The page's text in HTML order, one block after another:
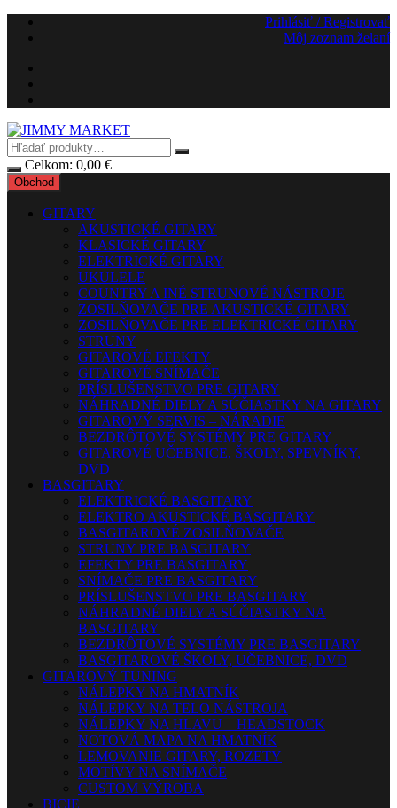
Preskočiť
Prihlásiť / Registrovať
Môj zoznam želaní
Celkom: 0,00 €
Obchod
GITARY
AKUSTICKÉ GITARY
KLASICKÉ GITARY
ELEKTRICKÉ GITARY
UKULELE
COUNTRY A INÉ STRUNOVÉ NÁSTROJE
ZOSILŇOVAČE PRE AKUSTICKÉ GITARY
ZOSILŇOVAČE PRE ELEKTRICKÉ GITARY
STRUNY
GITAROVÉ EFEKTY
GITAROVÉ SNÍMAČE
PRÍSLUŠENSTVO PRE GITARY
NÁHRADNÉ DIELY A SÚČIASTKY NA GITARY
GITAROVÝ SERVIS – NÁRADIE
BEZDRÔTOVÉ SYSTÉMY PRE GITARY
GITAROVÉ UČEBNICE, ŠKOLY, SPEVNÍKY,
DVD
BASGITARY
ELEKTRICKÉ BASGITARY
ELEKTRO AKUSTICKÉ BASGITARY
BASGITAROVÉ ZOSILŇOVAČE
STRUNY PRE BASGITARY
EFEKTY PRE BASGITARY
SNÍMAČE PRE BASGITARY
PRÍSLUŠENSTVO PRE BASGITARY
NÁHRADNÉ DIELY A SÚČIASTKY NA
BASGITARY
BEZDRÔTOVÉ SYSTÉMY PRE BASGITARY
BASGITAROVÉ ŠKOLY, UČEBNICE, DVD
GITAROVÝ TUNING
NÁLEPKY NA HMATNÍK
NÁLEPKY NA TELO NÁSTROJA
NÁLEPKY NA HLAVU – HEADSTOCK
NOTOVÁ MAPA NA HMATNÍK
LEMOVANIE GITARY, ROZETY
MOTÍVY NA SNÍMAČE
CUSTOM VÝROBA
BICIE